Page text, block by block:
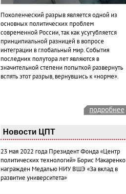
Поколенческий разрыв является одной из
основных политических проблем
современной России, так как усугубляется
принципиальной разницей в вопросе
интеграции в глобальный мир. События
последних полутора лет являются в
значительной степени попыткой развернуть
вспять этот разрыв, вернувшись к «норме».
подробнее
Новости ЦПТ
23 мая 2022 года Президент Фонда «Центр
политических технологий» Борис Макаренко
награжден Медалью НИУ ВШЭ «За вклад в
развитие университета»